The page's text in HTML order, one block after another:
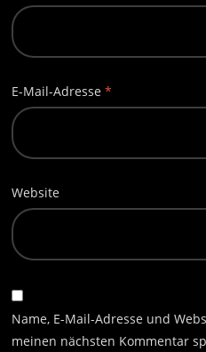
E-Mail-Adresse*
Website
Name, E-Mail-Adresse und
meinen nächsten Kommentar